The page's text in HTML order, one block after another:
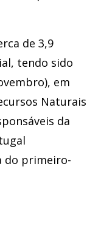
de 3,9
tendo sido
em
Naturais
da
do primeiro-